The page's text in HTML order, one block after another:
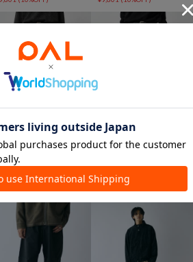
予約
Neucon】クラシック2タ
クワイドレッグスラック
NEW 予約
【Neucon】クラシック2タ
ックワイドレッグスラック